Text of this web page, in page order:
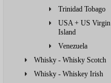
Trinidad Tobago
USA + US Virgin
Island
Venezuela
Whisky - Whisky Scotch
Whisky - Whiskey Irish